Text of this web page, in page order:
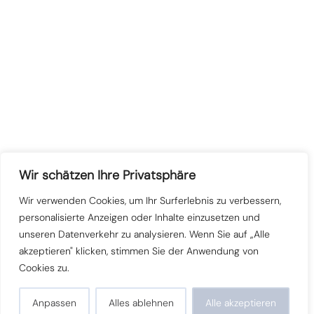
Wir schätzen Ihre Privatsphäre
Wir verwenden Cookies, um Ihr Surferlebnis zu verbessern,
personalisierte Anzeigen oder Inhalte einzusetzen und
unseren Datenverkehr zu analysieren. Wenn Sie auf „Alle
akzeptieren" klicken, stimmen Sie der Anwendung von
Cookies zu.
Anpassen Alles ablehnen Alle akzeptieren